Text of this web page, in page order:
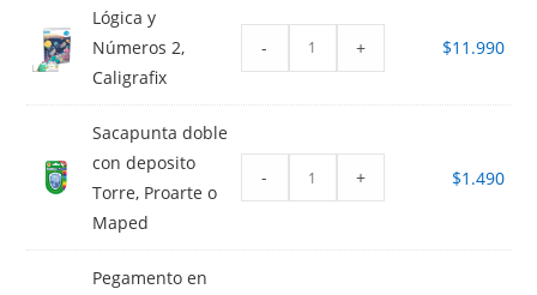
Lógica y
Números 2,
Caligrafix
- + $11.990
Sacapunta doble
con deposito
Torre, Proarte o
Maped
- + $1.490
Pegamento en